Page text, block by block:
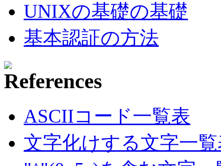
UNIXの基礎の基礎
基本認証の方法
ASCIIコード一覧表
文字化けする文字一